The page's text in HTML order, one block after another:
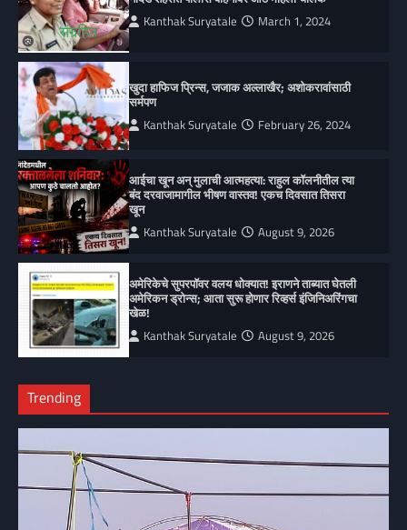
Kanthak Suryatale March 1, 2024
खुदा हाफिज प्रिन्स, जजाक अल्लाखैर; अशोकरावांसाठी
सर्मपण
Kanthak Suryatale February 26, 2024
आईचा खून अन् मुलाची आत्महत्या: राहुल कॉलनीतील त्या
बंद दरवाजामागील भीषण वास्तव! एकच दिवसात तिसरा
खून
Kanthak Suryatale August 9, 2026
अमेरिकेचे सुपरपॉवर वलय धोक्यात! इराणने ताब्यात घेतली
अमेरिकन ड्रोन्स; आता सुरू होणार रिव्हर्स इंजिनिअरिंगचा
खेळ!
Kanthak Suryatale August 9, 2026
Trending